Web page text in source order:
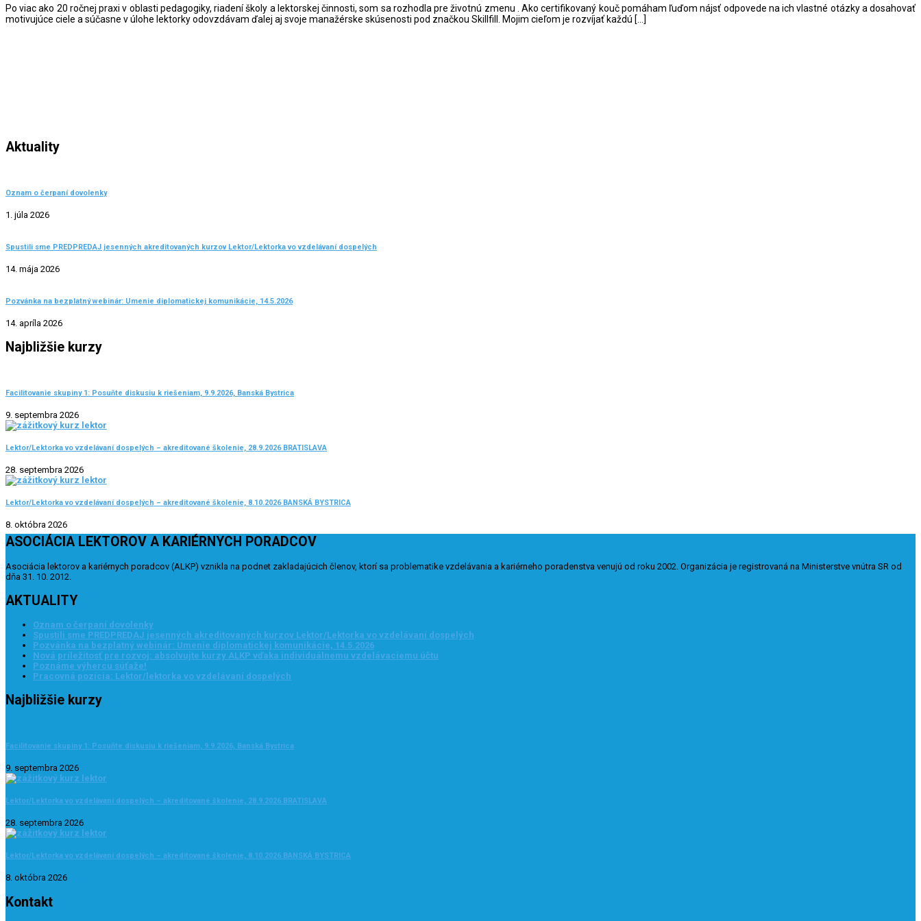
Po viac ako 20 ročnej praxi v oblasti pedagogiky, riadení školy a lektorskej činnosti, som sa rozhodla pre životnú zmenu . Ako certifikovaný kouč pomáham ľuďom nájsť odpovede na ich vlastné otázky a dosahovať
motivujúce ciele a súčasne v úlohe lektorky odovzdávam ďalej aj svoje manažérske skúsenosti pod značkou Skillfill. Mojim cieľom je rozvíjať každú […]
zručností. Facilitujem na mieru šité workshopy […]
Aktuality
Oznam o čerpaní dovolenky
1. júla 2026
Spustili sme PREDPREDAJ jesenných akreditovaných kurzov Lektor/Lektorka vo vzdelávaní dospelých
14. mája 2026
Pozvánka na bezplatný webinár: Umenie diplomatickej komunikácie, 14.5.2026
14. apríla 2026
Najbližšie kurzy
Facilitovanie skupiny 1: Posuňte diskusiu k riešeniam, 9.9.2026, Banská Bystrica
9. septembra 2026
Lektor/Lektorka vo vzdelávaní dospelých – akreditované školenie, 28.9.2026 BRATISLAVA
28. septembra 2026
Lektor/Lektorka vo vzdelávaní dospelých – akreditované školenie, 8.10.2026 BANSKÁ BYSTRICA
8. októbra 2026
ASOCIÁCIA LEKTOROV A KARIÉRNYCH PORADCOV
Asociácia lektorov a kariérnych poradcov (ALKP) vznikla na podnet zakladajúcich členov, ktorí sa problematike vzdelávania a kariérneho poradenstva venujú od roku 2002. Organizácia je registrovaná na Ministerstve vnútra SR od
dňa 31. 10. 2012.
AKTUALITY
Oznam o čerpaní dovolenky
Spustili sme PREDPREDAJ jesenných akreditovaných kurzov Lektor/Lektorka vo vzdelávaní dospelých
Pozvánka na bezplatný webinár: Umenie diplomatickej komunikácie, 14.5.2026
Nová príležitosť pre rozvoj: absolvujte kurzy ALKP vďaka individuálnemu vzdelávaciemu účtu
Poznáme výhercu súťaže!
Pracovná pozícia: Lektor/lektorka vo vzdelávaní dospelých
Najbližšie kurzy
Facilitovanie skupiny 1: Posuňte diskusiu k riešeniam, 9.9.2026, Banská Bystrica
9. septembra 2026
Lektor/Lektorka vo vzdelávaní dospelých – akreditované školenie, 28.9.2026 BRATISLAVA
28. septembra 2026
Lektor/Lektorka vo vzdelávaní dospelých – akreditované školenie, 8.10.2026 BANSKÁ BYSTRICA
8. októbra 2026
Kontakt